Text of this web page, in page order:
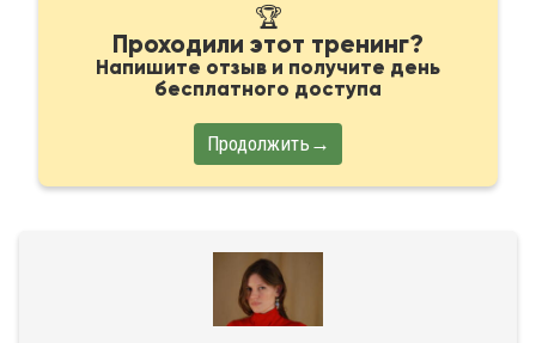
🏆
Проходили этот тренинг?
Напишите отзыв и получите день
бесплатного доступа
Продолжить→